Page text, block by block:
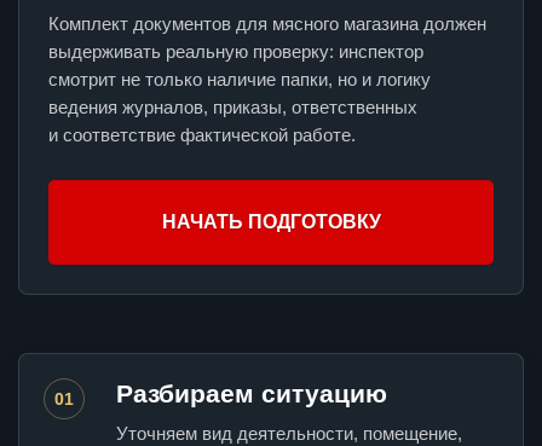
Комплект документов для мясного магазина должен
выдерживать реальную проверку: инспектор
смотрит не только наличие папки, но и логику
ведения журналов, приказы, ответственных
и соответствие фактической работе.
НАЧАТЬ ПОДГОТОВКУ
01 Разбираем ситуацию
Уточняем вид деятельности, помещение,